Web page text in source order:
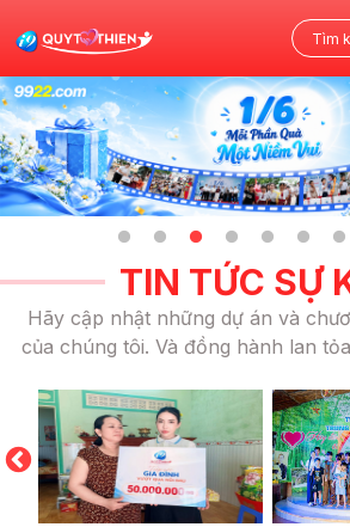
TIN TỨC SỰ
Hãy cập nhật những dự án và
của chúng tôi. Và đồng hành lan